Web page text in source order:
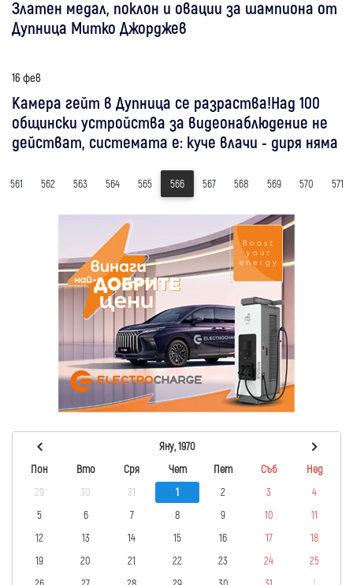
Златен медал, поклон и овации за шампиона от
Дупница Митко Джорджев
16 фев
Камера гейт в Дупница се разраства!Над 100
общински устройства за видеонаблюдение не
действат, системата е: куче влачи - диря няма
561 562 563 564 565 566 567 568 569 570 571
Яну, 1970
Пон
Вто Сря Чет Пет Съб
Нед
29
30 31 1 2 3
4
5
6 7 8 9 10
11
12
13 14 15 16 17
18
19
20 21 22 23 24
25